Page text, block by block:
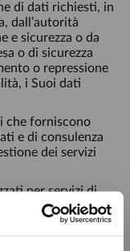
di dati richiesti, in
dall’autorità
e sicurezza o da
o di sicurezza
o repressione
i Suoi dati
che forniscono
e di consulenza
dei servizi
per servizi di
di soddisfazione